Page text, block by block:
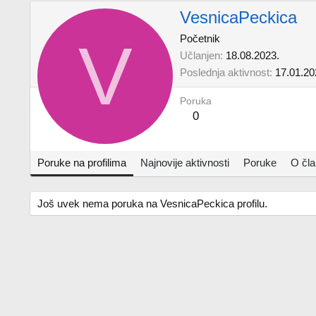
V
VesnicaPeckica
Početnik
Učlanjen 18.08.2023.
Poslednja aktivnost
Poruka
0
Poruke na profilima Najnovije aktivnosti Poruke O
Još uvek nema poruka na VesnicaPeckica profilu.